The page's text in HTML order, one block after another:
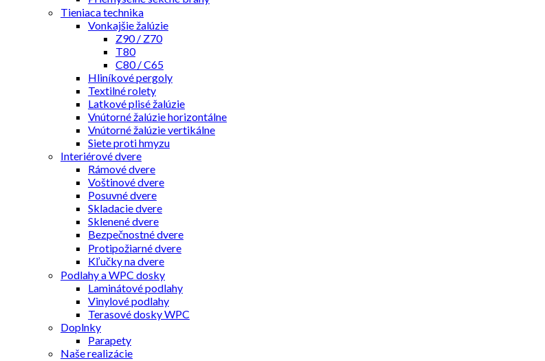
Tieniaca technika
Vonkajšie žalúzie
Z90 / Z70
T80
C80 / C65
Hliníkové pergoly
Textilné rolety
Latkové plisé žalúzie
Vnútorné žalúzie horizontálne
Vnútorné žalúzie vertikálne
Siete proti hmyzu
Interiérové dvere
Rámové dvere
Voštinové dvere
Posuvné dvere
Skladacie dvere
Sklenené dvere
Bezpečnostné dvere
Protipožiarné dvere
Kľučky na dvere
Podlahy a WPC dosky
Laminátové podlahy
Vinylové podlahy
Terasové dosky WPC
Doplnky
Parapety
Naše realizácie